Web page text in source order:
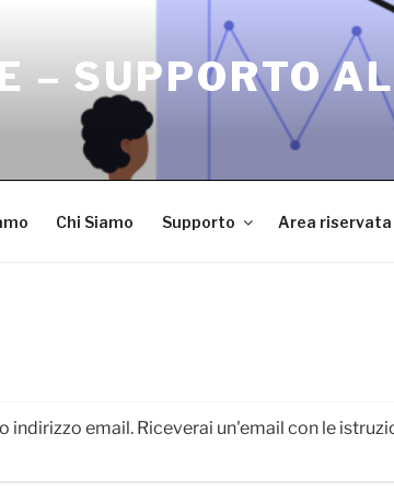
– SUPPORTO
Chi Siamo Supporto Area riservata
indirizzo email. Riceverai un'email con le